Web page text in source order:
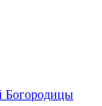
Богородицы